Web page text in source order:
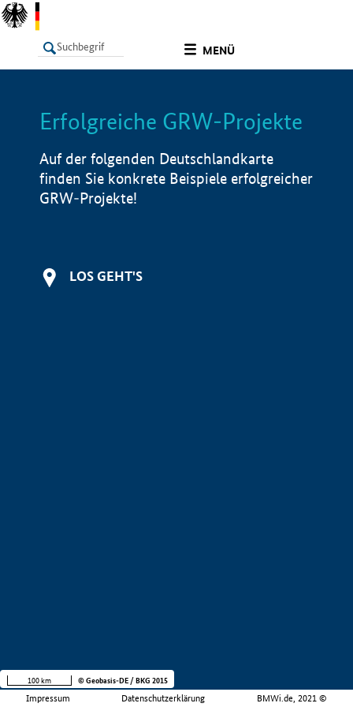
MENÜ
LISTE Info
Erfolgreiche GRW-Projekte
Auf der folgenden Deutschlandkarte
finden Sie konkrete Beispiele erfolgreicher
GRW-Projekte!
LOS GEHT'S
Impressum Datenschutzerklärung BMWi.de, 2021 ©
100 km © Geobasis-DE / BKG 2015